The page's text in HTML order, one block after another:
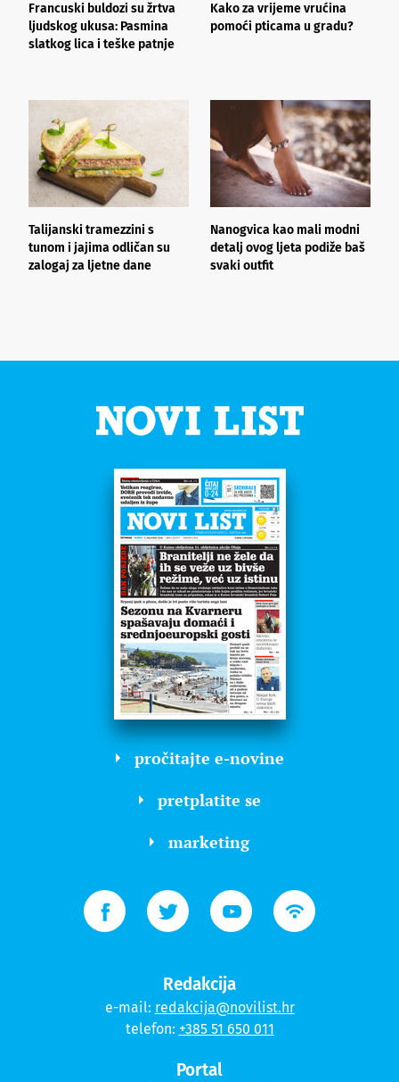
Francuski buldozi su žrtva
ljudskog ukusa: Pasmina
slatkog lica i teške patnje
Kako za vrijeme vrućina
pomoći pticama u gradu?
Talijanski tramezzini s
tunom i jajima odličan su
zalogaj za ljetne dane
Nanogvica kao mali modni
detalj ovog ljeta podiže baš
svaki outfit
pročitajte e-novine
pretplatite se
marketing
Redakcija
e-mail: redakcija@novilist.hr
telefon: +385 51 650 011
Portal